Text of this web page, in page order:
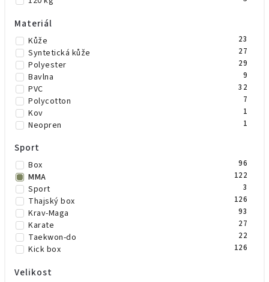
Materiál
Kůže 23
Syntetická kůže 27
Polyester 29
Bavlna 9
PVC 32
Polycotton 7
Kov 1
Neopren 1
Sport
Box 96
MMA 122
Sport 3
Thajský box 126
Krav-Maga 93
Karate 27
Taekwon-do 22
Kick box 126
Velikost